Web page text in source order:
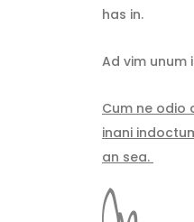
has in.
Ad vim unum
Cum ne odio
inani
an sea.